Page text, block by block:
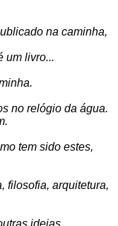
na caminha,
um livro...
no relógio da água.
tem sido estes,
filosofia, arquitetura,
ideias.